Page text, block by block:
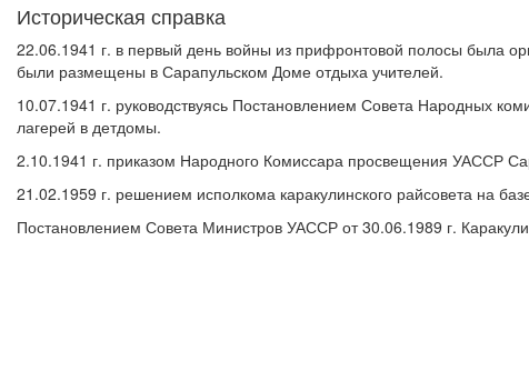
Историческая справка
22.06.1941 г. в первый день войны из прифронтовой полосы была
были размещены в Сарапульском Доме отдыха учителей.
10.07.1941 г. руководствуясь Постановлением Совета Народных
лагерей в детдомы.
2.10.1941 г. приказом Народного Комиссара просвещения УАССР
21.02.1959 г. решением исполкома каракулинского райсовета на
Постановлением Совета Министров УАССР от 30.06.1989 г.